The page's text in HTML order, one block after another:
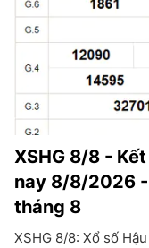
XSHG 8/8 -
nay 8/8/2026 -
tháng 8
XSHG 8/8: Xổ số